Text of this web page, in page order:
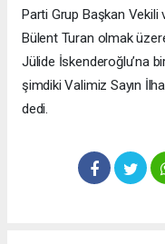
Parti Grup Başkan Vekili
Bülent Turan olmak
Jülide İskenderoğlu’na
şimdiki Valimiz Sayın
dedi.